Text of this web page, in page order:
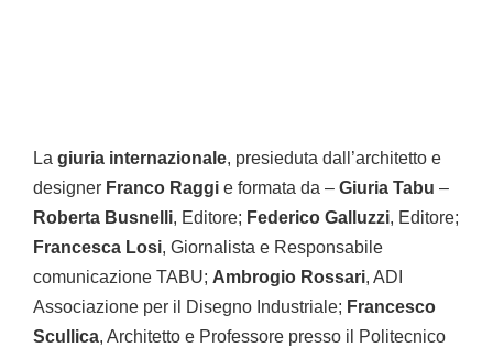
La giuria internazionale, presieduta dall’architetto e
designer Franco Raggi e formata da – Giuria Tabu –
Roberta Busnelli, Editore; Federico Galluzzi, Editore;
Francesca Losi, Giornalista e Responsabile
comunicazione TABU; Ambrogio Rossari, ADI
Associazione per il Disegno Industriale; Francesco
Scullica, Architetto e Professore presso il Politecnico